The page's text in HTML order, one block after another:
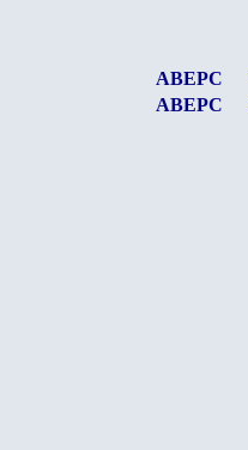
АВЕРС
АВЕРС